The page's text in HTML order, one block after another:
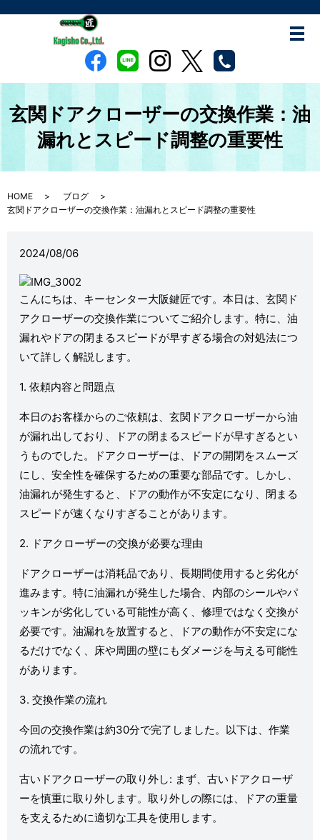
玄関ドアクローザーの交換作業：油
漏れとスピード調整の重要性
HOME
ブログ
玄関ドアクローザーの交換作業：油漏れとスピード調整の重要性
2024/08/06
こんにちは、キーセンター大阪鍵匠です。本日は、玄関ド
アクローザーの交換作業についてご紹介します。特に、油
漏れやドアの閉まるスピードが早すぎる場合の対処法につ
いて詳しく解説します。
1. 依頼内容と問題点
本日のお客様からのご依頼は、玄関ドアクローザーから油
が漏れ出しており、ドアの閉まるスピードが早すぎるとい
うものでした。ドアクローザーは、ドアの開閉をスムーズ
にし、安全性を確保するための重要な部品です。しかし、
油漏れが発生すると、ドアの動作が不安定になり、閉まる
スピードが速くなりすぎることがあります。
2. ドアクローザーの交換が必要な理由
ドアクローザーは消耗品であり、長期間使用すると劣化が
進みます。特に油漏れが発生した場合、内部のシールやパ
ッキンが劣化している可能性が高く、修理ではなく交換が
必要です。油漏れを放置すると、ドアの動作が不安定にな
るだけでなく、床や周囲の壁にもダメージを与える可能性
があります。
3. 交換作業の流れ
今回の交換作業は約30分で完了しました。以下は、作業
の流れです。
古いドアクローザーの取り外し: まず、古いドアクローザ
ーを慎重に取り外します。取り外しの際には、ドアの重量
を支えるために適切な工具を使用します。